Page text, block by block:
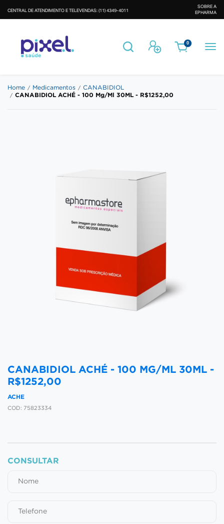
CENTRAL DE ATENDIMENTO E TELEVENDAS: (11) 4349-4011
SOBRE A
EPHARMA
Busca Entrar 0
Home Medicamentos CANABIDIOL
CANABIDIOL ACHÉ - 100 Mg/Ml 30ML - R$1252,00
CANABIDIOL ACHÉ - 100 MG/ML 30ML -
R$1252,00
ACHE
COD: 75823334
CONSULTAR